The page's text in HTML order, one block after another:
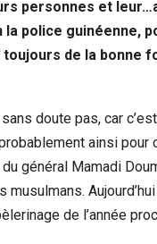
personnes et
police guinéenne,
de la bonne
doute pas, car
ainsi
général Mamadi
de l’année